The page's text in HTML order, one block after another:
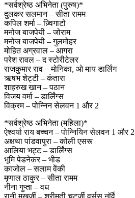
*सर्वश्रेष्ठ अभिनेता (पुरुष)*
दुलकर सलमान – सीता रामम
कपिल शर्मा – ज़्विगाटो
मनोज बाजपेयी – जोराम
मनोज बाजपेयी – गुलमोहर
मोहित अग्रवाल – आगरा
परेश रावल – द स्टोरीटेलर
राजकुमार राव – मोनिका, ओ माय डार्लिंग
ऋषभ शेट्टी – कंतारा
शाहरुख खान – पठान
विजय वर्मा – डार्लिंग्स
विक्रम – पोन्निन सेलवन 1 और 2
*सर्वश्रेष्ठ अभिनेता (महिला)*
ऐश्वर्या राय बच्चन – पोन्नियिन सेलवन 1 और 2
अक्षथा पांडवापुरा – कोली एसरू
आलिया भट्ट – डार्लिंग्स
भूमि पेडनेकर – भीड
काजोल – सलाम वेंकी
मृणाल ठाकुर – सीता रामम
नीना गुप्ता – वध